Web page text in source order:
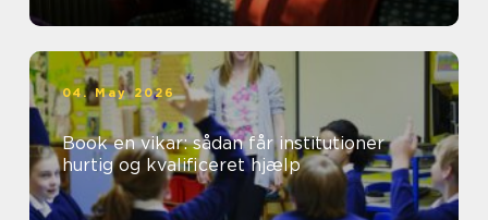
04. May 2026
Book en vikar: sådan får institutioner
hurtig og kvalificeret hjælp